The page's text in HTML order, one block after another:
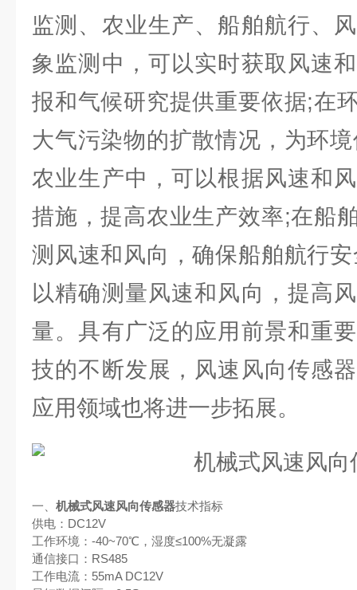
监测、农业生产、船舶航行、
象监测中，可以实时获取风速
报和气候研究提供重要依据;在
大气污染物的扩散情况，为环
农业生产中，可以根据风速和
措施，提高农业生产效率;在船
测风速和风向，确保船舶航行
以精确测量风速和风向，提高
量。具有广泛的应用前景和重
技的不断发展，风速风向传感
应用领域也将进一步拓展。
一、 机械式风速风向传感器技术指标
供电：DC12V
工作环境：-40~70℃，湿度≤100%无凝露
通信接口：RS485
工作电流：55mA DC12V